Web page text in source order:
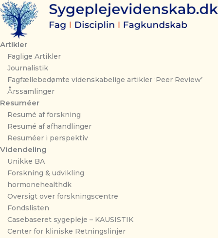
Gå
til
indholdet
Artikler
Faglige Artikler
Journalistik
Fagfællebedømte videnskabelige artikler ‘Peer Review’
Årssamlinger
Resuméer
Resumé af forskning
Resumé af afhandlinger
Resuméer i perspektiv
Videndeling
Unikke BA
Forskning & udvikling
hormonehealthdk
Oversigt over forskningscentre
Fondslisten
Casebaseret sygepleje – KAUSISTIK
Center for kliniske Retningslinjer